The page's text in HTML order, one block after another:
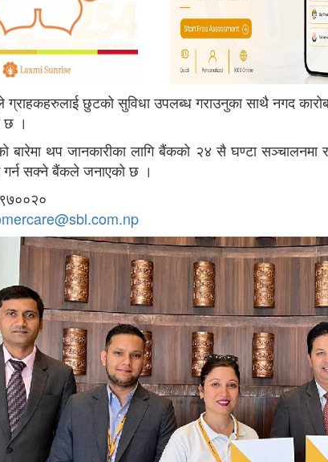
छुटको सुविधा उपलब्ध गराउनुका साथै नगद
छ ।
बारेमा थप जानकारीका लागि बैंकको २४ सै घण्टा सञ्चालनमा
गर्न सक्ने बैंकले जनाएकाे छ ।